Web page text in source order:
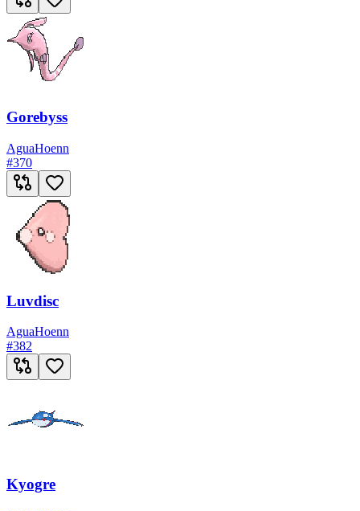
Gorebyss
AguaHoenn
#370
Luvdisc
AguaHoenn
#382
Kyogre